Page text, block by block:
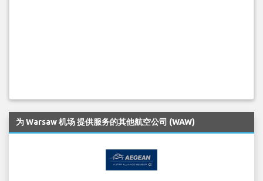
为 Warsaw 机场 提供服务的其他航空公司 (WAW)